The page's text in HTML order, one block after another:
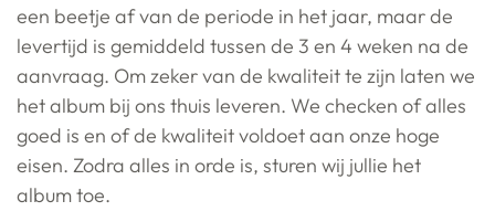
een beetje af van de periode in het jaar, maar de
levertijd is gemiddeld tussen de 3 en 4 weken na de
aanvraag. Om zeker van de kwaliteit te zijn laten we
het album bij ons thuis leveren. We checken of alles
goed is en of de kwaliteit voldoet aan onze hoge
eisen. Zodra alles in orde is, sturen wij jullie het
album toe.